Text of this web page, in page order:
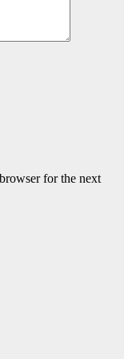
for the next